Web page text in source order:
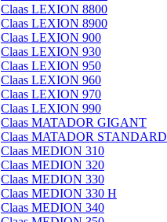
Claas LEXION 8800
Claas LEXION 8900
Claas LEXION 900
Claas LEXION 930
Claas LEXION 950
Claas LEXION 960
Claas LEXION 970
Claas LEXION 990
Claas MATADOR GIGANT
Claas MATADOR STANDARD
Claas MEDION 310
Claas MEDION 320
Claas MEDION 330
Claas MEDION 330 H
Claas MEDION 340